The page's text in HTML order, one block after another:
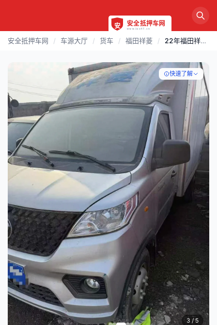
安全抵押车网 / 车源大厅 / 货车 / 福田祥菱 / 22年福田祥菱V1 箱式货车
快速了解
3 / 5